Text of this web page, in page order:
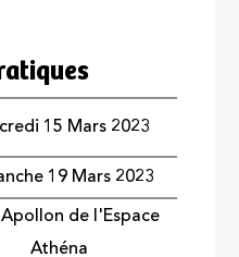
15 Mars 2023
19 Mars 2023
de l'Espace
Athéna